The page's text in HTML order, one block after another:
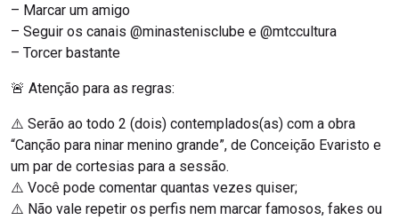
– Marcar um amigo
– Seguir os canais @minastenisclube e @mtccultura
– Torcer bastante
🚨 Atenção para as regras:
⚠️ Serão ao todo 2 (dois) contemplados(as) com a obra
“Canção para ninar menino grande”, de Conceição Evaristo e
um par de cortesias para a sessão.
⚠️ Você pode comentar quantas vezes quiser;
⚠️ Não vale repetir os perfis nem marcar famosos, fakes ou